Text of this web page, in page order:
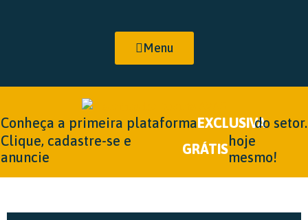
Menu
Conheça a primeira plataformaEXCLUSIVAdo setor.
Clique, cadastre-se e
anuncie
GRÁTIS
hoje
mesmo!